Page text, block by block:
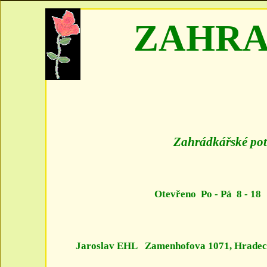
Zahrádkářské
Otevřeno Po - Pá 8 - 18
Jaroslav EHL Zamenhofova 1071,